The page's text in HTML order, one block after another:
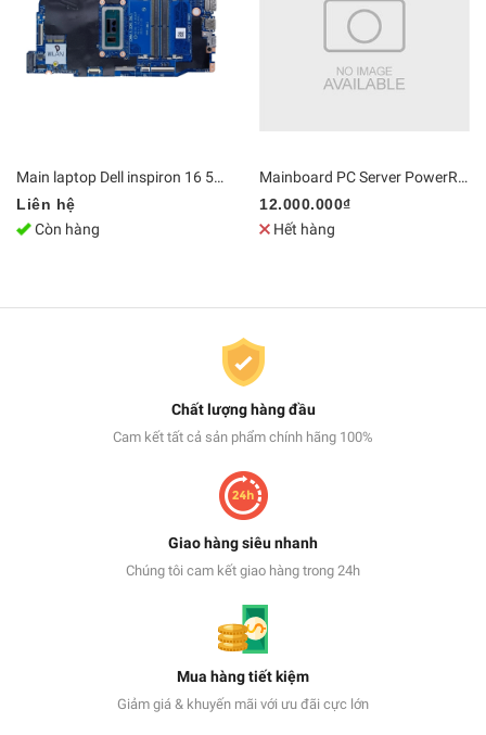
Main laptop Dell inspiron 16 5640 Core 7 150U LA-N562P / LA-N563P | DDR5 Bo mạch chủ Zin [Chính Hãng]
Liên hệ
Còn hàng
Mainboard PC Server PowerRdge T440 hỗ trợ CPU kép LGA3647, 16 khe cắm RAM | DDR4 Bo mạch chủ Zin [Chính Hãng]
12.000.000₫
Hết hàng
Chất lượng hàng đầu
Cam kết tất cả sản phẩm chính hãng 100%
Giao hàng siêu nhanh
Chúng tôi cam kết giao hàng trong 24h
Mua hàng tiết kiệm
Giảm giá & khuyến mãi với ưu đãi cực lớn